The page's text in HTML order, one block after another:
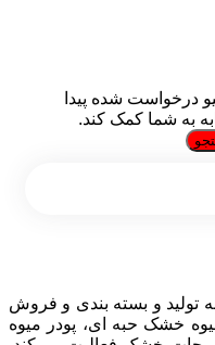
درخواست شده پیدا
به شما کمک کند.
تولید و بسته بندی و فروش
خشک حبه ای، پودر میوه